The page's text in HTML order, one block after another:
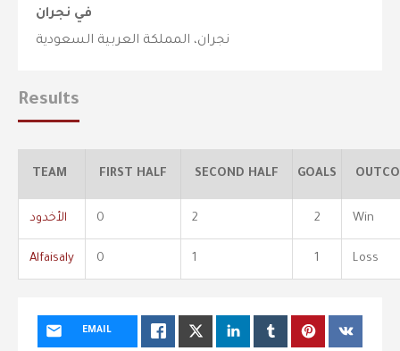
في نجران
نجران، المملكة العربية السعودية
Results
TEAM FIRST HALF SECOND HALF GOALS
الأخدود 0 2 2 Win
Alfaisaly 0 1 1 Loss
EMAIL